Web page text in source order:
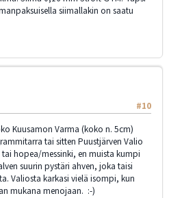
siimallakin on saatu
#10
Kuusamon Varma (koko n. 5cm)
tai sitten Puustjärven Valio
hopea/messinki, en muista kumpi
suurin pystäri ahven, joka taisi
Valiosta karkasi vielä isompi, kun
mukana menojaan. :-)